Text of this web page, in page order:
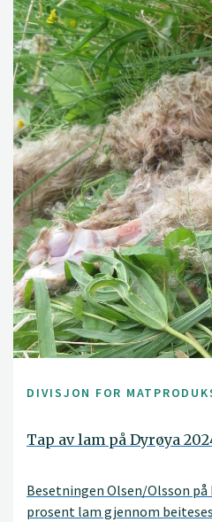
DIVISJON FOR
Tap av lam på Dyrøya
Besetningen Olsen/Olsson
prosent lam gjennom